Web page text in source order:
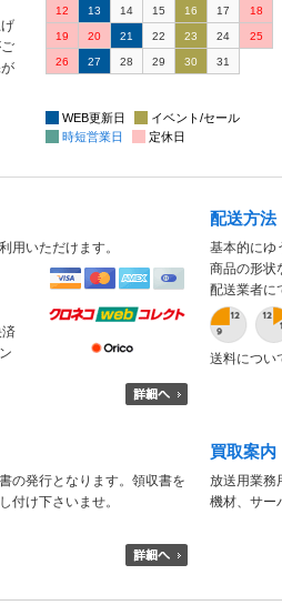
12 13 14 15 16 17 18
19 20 21 22 23 24 25
26 27 28 29 30 31
WEB更新日
イベント/セール
時短営業日
定休日
用いただけます。
済
配送方法
基本的にゆ
商品の形状
配送業者に
送料につい
の発行となります。領収書を
付け下さいませ。
買取案内
放送用業務
機材、サー